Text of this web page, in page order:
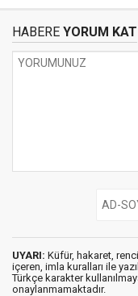
HABERE YORUM KAT
UYARI: Küfür, hakaret,
içeren, imla kuralları ile
Türkçe karakter
onaylanmamaktadır.